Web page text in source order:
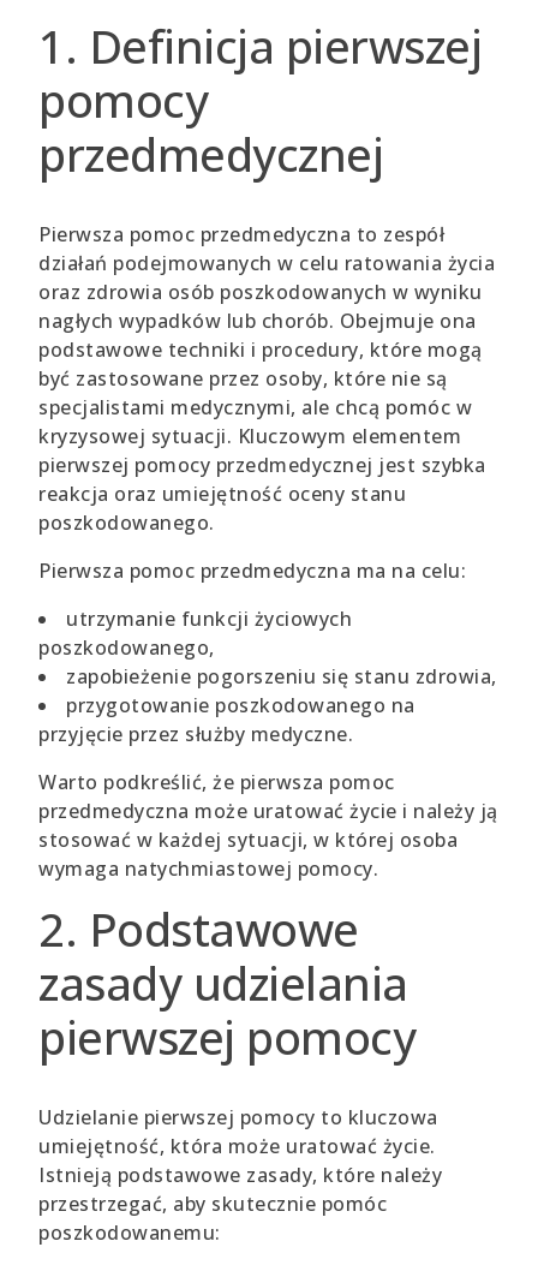
1. Definicja pierwszej
pomocy
przedmedycznej
Pierwsza pomoc przedmedyczna to zespół
działań podejmowanych w celu ratowania życia
oraz zdrowia osób poszkodowanych w wyniku
nagłych wypadków lub chorób. Obejmuje ona
podstawowe techniki i procedury, które mogą
być zastosowane przez osoby, które nie są
specjalistami medycznymi, ale chcą pomóc w
kryzysowej sytuacji. Kluczowym elementem
pierwszej pomocy przedmedycznej jest szybka
reakcja oraz umiejętność oceny stanu
poszkodowanego.
Pierwsza pomoc przedmedyczna ma na celu:
utrzymanie funkcji życiowych
poszkodowanego,
zapobieżenie pogorszeniu się stanu zdrowia,
przygotowanie poszkodowanego na
przyjęcie przez służby medyczne.
Warto podkreślić, że pierwsza pomoc
przedmedyczna może uratować życie i należy ją
stosować w każdej sytuacji, w której osoba
wymaga natychmiastowej pomocy.
2. Podstawowe
zasady udzielania
pierwszej pomocy
Udzielanie pierwszej pomocy to kluczowa
umiejętność, która może uratować życie.
Istnieją podstawowe zasady, które należy
przestrzegać, aby skutecznie pomóc
poszkodowanemu: